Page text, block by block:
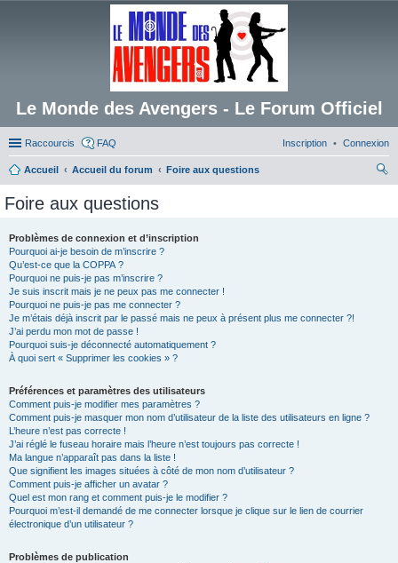
Le Monde des Avengers - Le Forum Officiel
Raccourcis FAQ Connexion
Inscription
Accueil Accueil du forum
Foire aux questions
Foire aux questions
Problèmes de connexion et d’inscription
Pourquoi ai-je besoin de m’inscrire ?
Qu’est-ce que la COPPA ?
Pourquoi ne puis-je pas m’inscrire ?
Je suis inscrit mais je ne peux pas me connecter !
Pourquoi ne puis-je pas me connecter ?
Je m’étais déjà inscrit par le passé mais ne peux à présent plus me connecter ?!
J’ai perdu mon mot de passe !
Pourquoi suis-je déconnecté automatiquement ?
À quoi sert « Supprimer les cookies » ?
Préférences et paramètres des utilisateurs
Comment puis-je modifier mes paramètres ?
Comment puis-je masquer mon nom d’utilisateur de la liste des utilisateurs en ligne ?
L’heure n’est pas correcte !
J’ai réglé le fuseau horaire mais l’heure n’est toujours pas correcte !
Ma langue n’apparaît pas dans la liste !
Que signifient les images situées à côté de mon nom d’utilisateur ?
Comment puis-je afficher un avatar ?
Quel est mon rang et comment puis-je le modifier ?
Pourquoi m’est-il demandé de me connecter lorsque je clique sur le lien de courrier
électronique d’un utilisateur ?
Problèmes de publication